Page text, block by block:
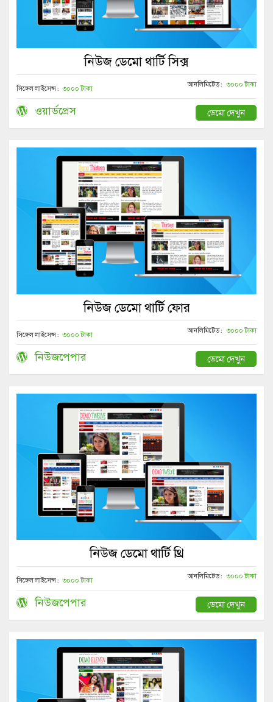
নিউজ ডেমো থার্টি সিক্স
সিঙ্গেল লাইসেন্স : ৩০০০ টাকা আনলিমিটেড : ৩০০০ টাকা
ওয়ার্ডপ্রেস ডেমো দেখুন
নিউজ ডেমো থার্টি ফোর
সিঙ্গেল লাইসেন্স : ৩০০০ টাকা আনলিমিটেড : ৩০০০ টাকা
নিউজপেপার ডেমো দেখুন
নিউজ ডেমো থার্টি থ্রি
সিঙ্গেল লাইসেন্স : ৩০০০ টাকা আনলিমিটেড : ৩০০০ টাকা
নিউজপেপার ডেমো দেখুন